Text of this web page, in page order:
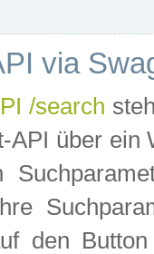
via
/search
API über
den